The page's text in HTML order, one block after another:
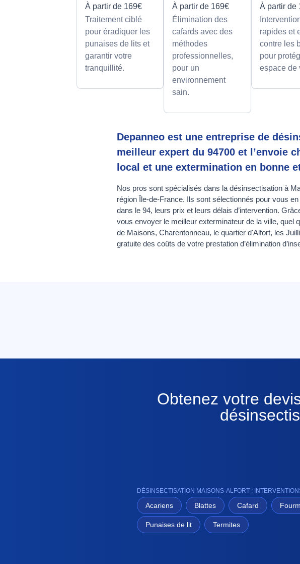
À partir de 169€
Traitement ciblé
pour éradiquer les
punaises de lits et
garantir votre
tranquillité.
À partir de 169€
Élimination des
cafards avec des
méthodes
professionnelles,
pour un
environnement
sain.
À partir de
rapides et
contre les
pour
espace de
Depanneo est une entreprise de
meilleur expert du 94700 et l’envoie
local et une extermination en bonne
Nos pros sont spécialisés dans la désinsectisation à
région Île-de-France. Ils sont sélectionnés pour vous
dans le 94, leurs prix et leurs délais d’intervention.
vous envoyer le meilleur exterminateur de la ville, quel
de Maisons, Charentonneau, le quartier d'Alfort, les
gratuite des coûts de votre prestation d’élimination
Obtenez votre
DÉSINSECTISATION MAISONS-ALFORT :
Acariens Blattes Cafard
Punaises de lit Termites